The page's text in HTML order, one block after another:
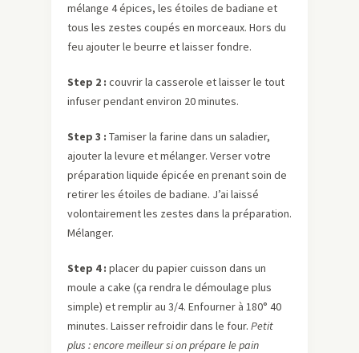
mélange 4 épices, les étoiles de badiane et
tous les zestes coupés en morceaux. Hors du
feu ajouter le beurre et laisser fondre.
Step 2 : couvrir la casserole et laisser le tout
infuser pendant environ 20 minutes.
Step 3 : Tamiser la farine dans un saladier,
ajouter la levure et mélanger. Verser votre
préparation liquide épicée en prenant soin de
retirer les étoiles de badiane. J’ai laissé
volontairement les zestes dans la préparation.
Mélanger.
Step 4 : placer du papier cuisson dans un
moule a cake (ça rendra le démoulage plus
simple) et remplir au 3/4. Enfourner à 180° 40
minutes. Laisser refroidir dans le four. Petit
plus : encore meilleur si on prépare le pain